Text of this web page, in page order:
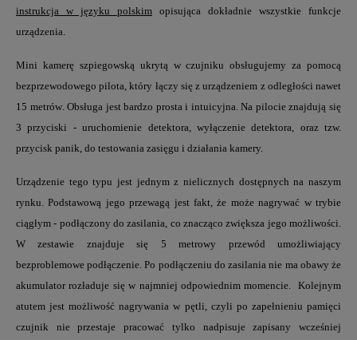
instrukcja w języku polskim opisująca dokładnie wszystkie funkcje
urządzenia.
Mini kamerę szpiegowską ukrytą w czujniku obsługujemy za pomocą
bezprzewodowego pilota , który łączy się z urządzeniem z odległości nawet
15 metrów. Obsługa jest bardzo prosta i intuicyjna. Na pilocie znajdują się
3 przyciski - uruchomienie detektora, wyłączenie detektora, oraz tzw.
przycisk panik, do testowania zasięgu i działania kamery.
Urządzenie tego typu jest jednym z nielicznych dostępnych na naszym
rynku. Podstawową jego przewagą jest fakt, że możenagrywać w trybie
ciągłym - podłączony do zasilania, co znacząco zwiększa jego możliwości.
W zestawie znajduje się 5 metrowy przewód umożliwiający
bezproblemowe podłączenie. Po podłączeniu do zasilania nie ma obawy że
akumulator rozładuje się w najmniej odpowiednim momencie. Kolejnym
atutem jest możliwośćnagrywania w pętli , czyli po zapełnieniu pamięci
czujnik nie przestaje pracować tylko nadpisuje zapisany wcześniej